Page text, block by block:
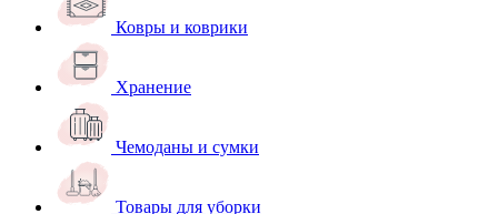
Ковры и коврики
Хранение
Чемоданы и сумки
Товары для уборки